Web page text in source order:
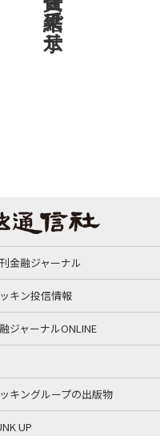
金融ジャーナル
キン投信情報
ジャーナルONLINE
キングループの出版物
UP